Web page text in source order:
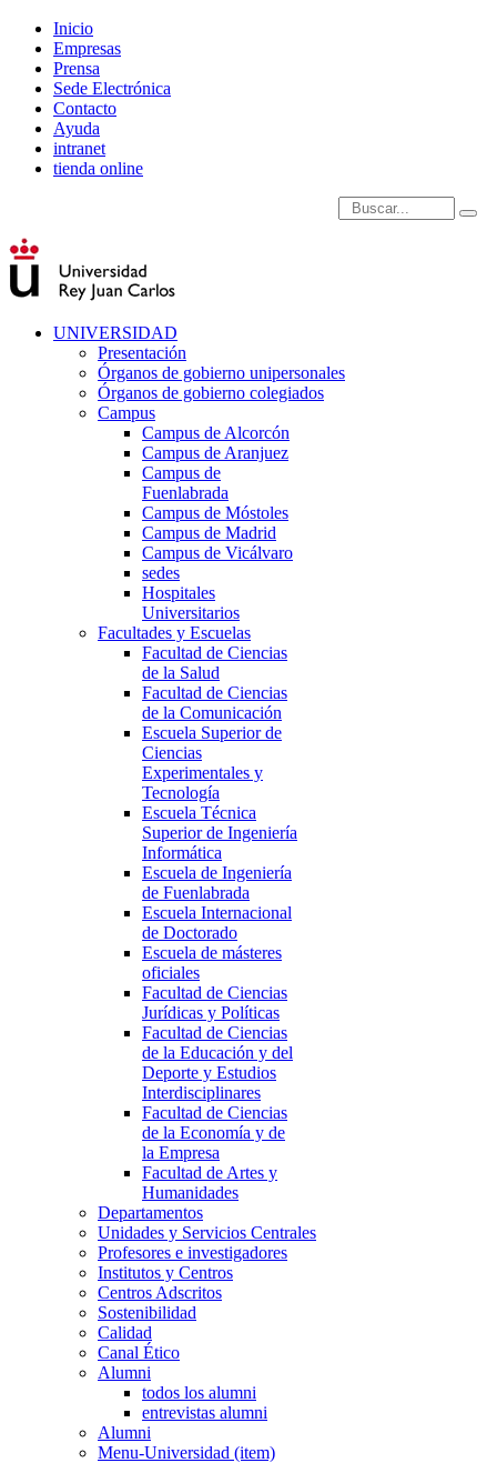
Inicio
Empresas
Prensa
Sede Electrónica
Contacto
Ayuda
intranet
tienda online
Introduce términos de
UNIVERSIDAD
Presentación
Órganos de gobierno unipersonales
Órganos de gobierno colegiados
Campus
Campus de Alcorcón
Campus de Aranjuez
Campus de
Fuenlabrada
Campus de Móstoles
Campus de Madrid
Campus de Vicálvaro
sedes
Hospitales
Universitarios
Facultades y Escuelas
Facultad de Ciencias
de la Salud
Facultad de Ciencias
de la Comunicación
Escuela Superior de
Ciencias
Experimentales y
Tecnología
Escuela Técnica
Superior de Ingeniería
Informática
Escuela de Ingeniería
de Fuenlabrada
Escuela Internacional
de Doctorado
Escuela de másteres
oficiales
Facultad de Ciencias
Jurídicas y Políticas
Facultad de Ciencias
de la Educación y del
Deporte y Estudios
Interdisciplinares
Facultad de Ciencias
de la Economía y de
la Empresa
Facultad de Artes y
Humanidades
Departamentos
Unidades y Servicios Centrales
Profesores e investigadores
Institutos y Centros
Centros Adscritos
Sostenibilidad
Calidad
Canal Ético
Alumni
todos los alumni
entrevistas alumni
Alumni
Menu-Universidad (item)